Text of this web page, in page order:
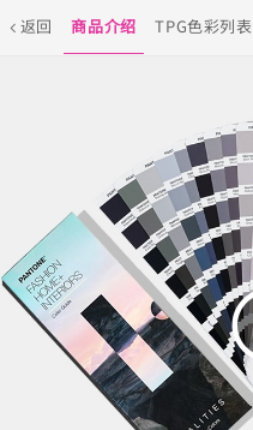
返回 商品介绍 TPG色彩列表